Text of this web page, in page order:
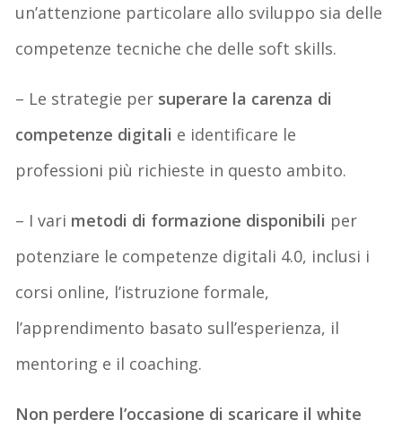
un’attenzione particolare allo sviluppo sia delle
competenze tecniche che delle soft skills.
– Le strategie per superare la carenza di
competenze digitali e identificare le
professioni più richieste in questo ambito.
– I vari metodi di formazione disponibili per
potenziare le competenze digitali 4.0, inclusi i
corsi online, l’istruzione formale,
l’apprendimento basato sull’esperienza, il
mentoring e il coaching.
Non perdere l’occasione di scaricare il white